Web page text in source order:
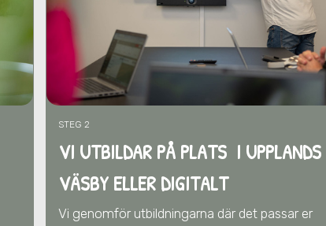
STEG 2
VI UTBILDAR PÅ PLATS I UPPLANDS
VÄSBY ELLER DIGITALT
Vi genomför utbildningarna där det passar er